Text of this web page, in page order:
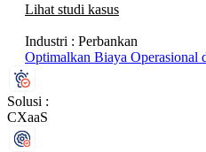
Lihat studi kasus
Industri : Perbankan
Optimalkan Biaya Operasional
Solusi :
CXaaS